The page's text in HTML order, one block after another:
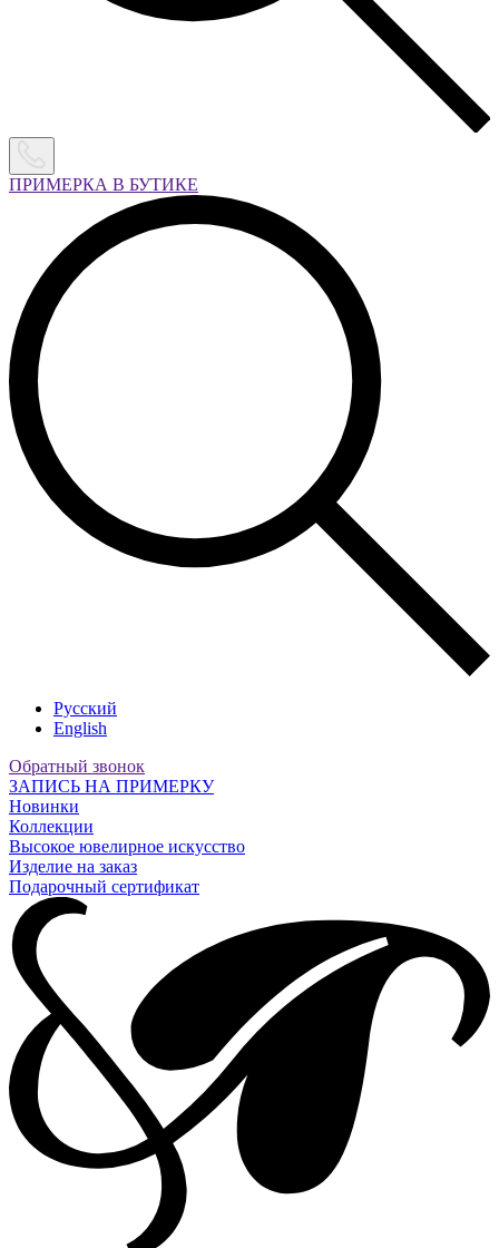
ПРИМЕРКА В БУТИКЕ
Русский
English
Обратный звонок
ЗАПИСЬ НА ПРИМЕРКУ
Новинки
Коллекции
Высокое ювелирное искусство
Изделие на заказ
Подарочный сертификат